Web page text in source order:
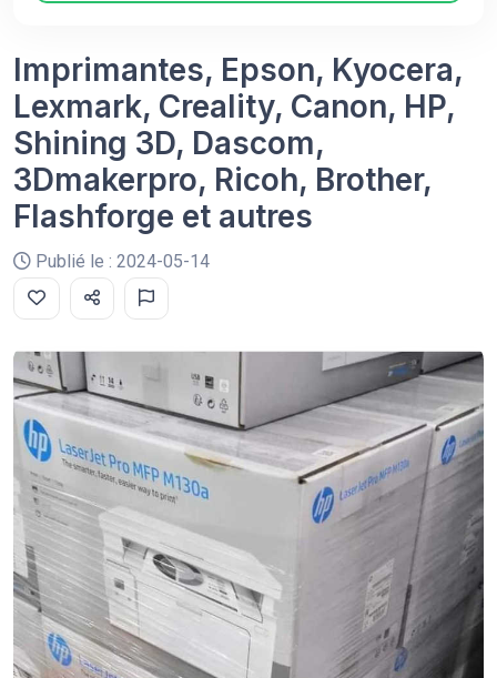
Imprimantes, Epson, Kyocera,
Lexmark, Creality, Canon, HP,
Shining 3D, Dascom,
3Dmakerpro, Ricoh, Brother,
Flashforge et autres
Publié le : 2024-05-14